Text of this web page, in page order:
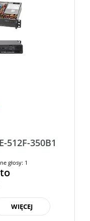
512F-350B1
głosy: 1
WIĘCEJ